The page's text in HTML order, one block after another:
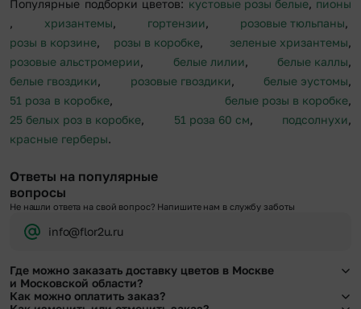
Популярные подборки цветов: кустовые розы белые, пионы
, хризантемы, гортензии, розовые тюльпаны,
розы в корзине, розы в коробке, зеленые хризантемы,
розовые альстромерии, белые лилии, белые каллы,
белые гвоздики, розовые гвоздики, белые эустомы,
51 роза в коробке, белые розы в коробке,
25 белых роз в коробке, 51 роза 60 см, подсолнухи,
красные герберы.
Ответы на популярные
вопросы
Не нашли ответа на свой вопрос? Напишите нам в службу заботы
info@flor2u.ru
Где можно заказать доставку цветов в Москве
и Московской области?
Оформить доставку цветов можно в нашем приложении, на сайте flor2u.ru, по
Как можно оплатить заказ?